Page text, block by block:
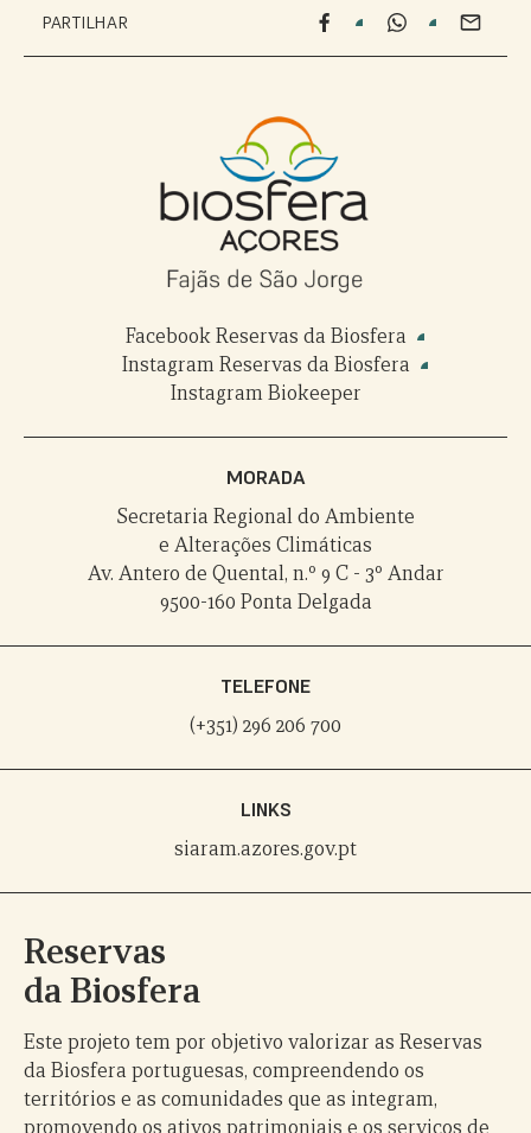
PARTILHAR
Facebook Reservas da Biosfera
Instagram Reservas da Biosfera
Instagram Biokeeper
MORADA
Secretaria Regional do Ambiente
e Alterações Climáticas
Av. Antero de Quental, n.º 9 C - 3º Andar
9500-160 Ponta Delgada
TELEFONE
(+351) 296 206 700
LINKS
siaram.azores.gov.pt
Reservas
da Biosfera
Este projeto tem por objetivo valorizar as Reservas
da Biosfera portuguesas, compreendendo os
territórios e as comunidades que as integram,
promovendo os ativos patrimoniais e os serviços de